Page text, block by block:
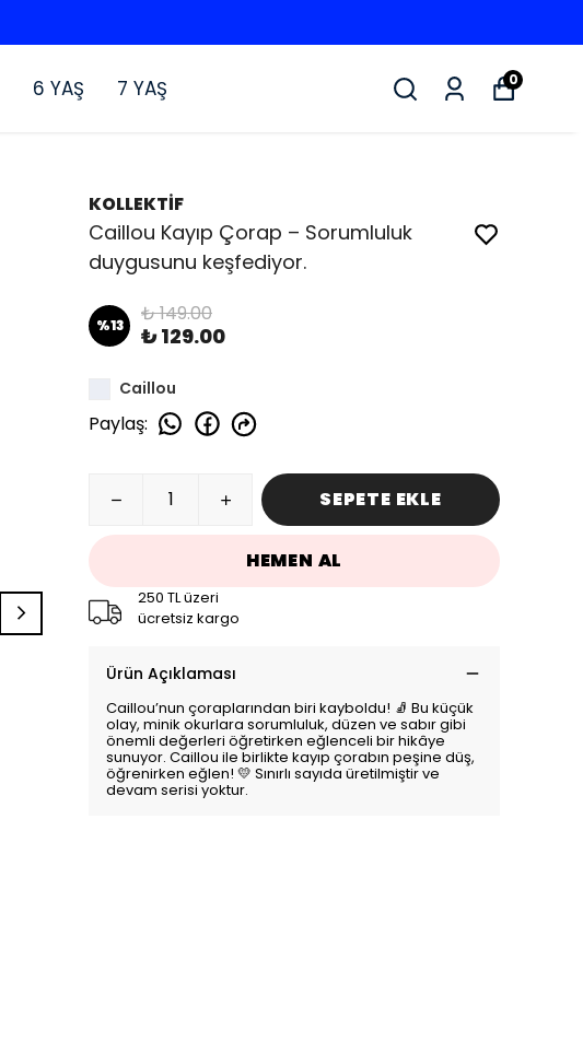
6 YAŞ 7 YAŞ 0
KOLLEKTİF
Caillou Kayıp Çorap – Sorumluluk
duygusunu keşfediyor.
%13 ₺ 149.00
₺ 129.00
Caillou
Paylaş:
SEPETE EKLE
HEMEN AL
250 TL üzeri
ücretsiz kargo
Ürün Açıklaması
Caillou’nun çoraplarından biri kayboldu! 🧦 Bu küçük
olay, minik okurlara sorumluluk, düzen ve sabır gibi
önemli değerleri öğretirken eğlenceli bir hikâye
sunuyor. Caillou ile birlikte kayıp çorabın peşine düş,
öğrenirken eğlen! 💛 Sınırlı sayıda üretilmiştir ve
devam serisi yoktur.